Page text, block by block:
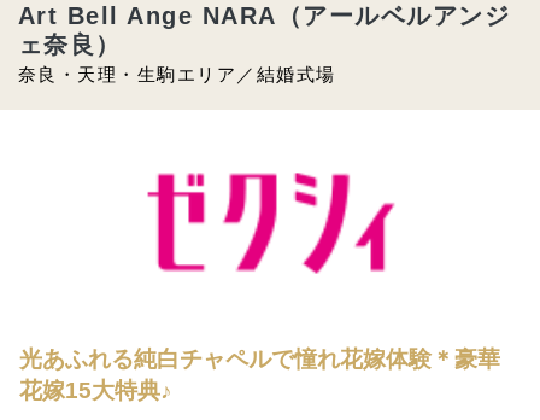
奈良・天理・生駒エリア／結婚式場
Art Bell Ange NARA（アールベルアンジ
ェ奈良）
光あふれる純白チャペルで憧れ花嫁体験＊豪華
花嫁15大特典♪